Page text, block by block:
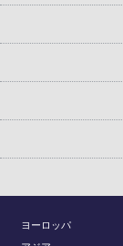
ヨーロッパ